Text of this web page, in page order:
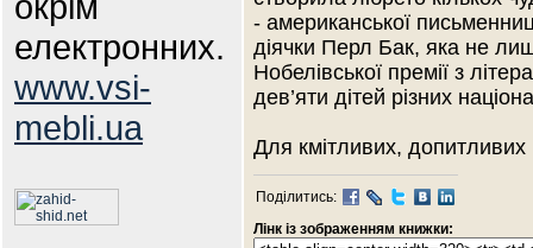
електронних.
www.vsi-
mebli.ua
- американської
діячки Перл Бак, яка не
Нобелівської премії з
дев’яти дітей різних
Для кмітливих,
Поділитись:
Лінк із зображенням книжки: